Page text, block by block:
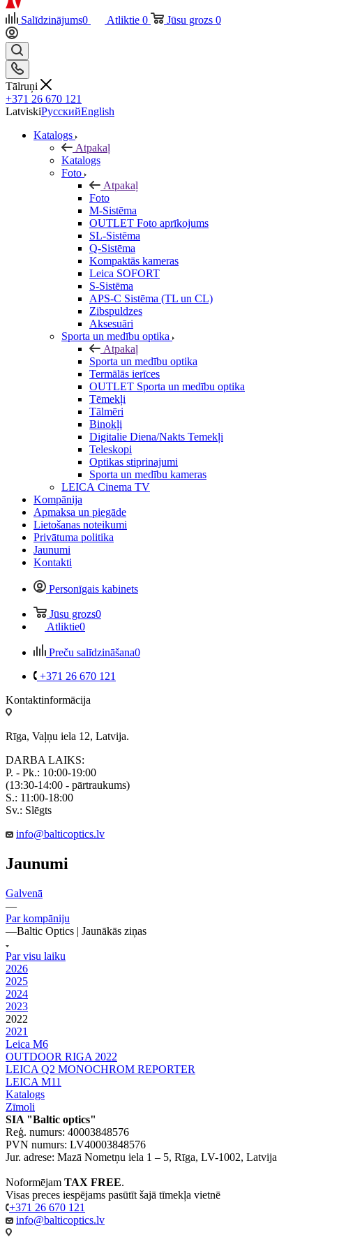
Salīdzinājums0 Atliktie 0 Jūsu grozs 0
Tālruņi
+371 26 670 121
LatviskiРусскийEnglish
Katalogs
Atpakaļ
Katalogs
Foto
Atpakaļ
Foto
M-Sistēma
OUTLET Foto aprīkojums
SL-Sistēma
Q-Sistēma
Kompaktās kameras
Leica SOFORT
S-Sistēma
APS-C Sistēma (TL un CL)
Zibspuldzes
Aksesuāri
Sporta un medību optika
Atpakaļ
Sporta un medību optika
Termālās ierīces
OUTLET Sporta un medību optika
Tēmekļi
Tālmēri
Binokļi
Digitalie Diena/Nakts Temekļi
Teleskopi
Optikas stiprinajumi
Sporta un medību kameras
LEICA Cinema TV
Kompānija
Apmaksa un piegāde
Lietošanas noteikumi
Privātuma politika
Jaunumi
Kontakti
Personīgais kabinets
Jūsu grozs0
Atliktie0
Preču salīdzināšana0
+371 26 670 121
Kontaktinformācija
Rīga, Vaļņu iela 12, Latvija.
DARBA LAIKS:
P. - Pk.: 10:00-19:00
(13:30-14:00 - pārtraukums)
S.: 11:00-18:00
Sv.: Slēgts
info@balticoptics.lv
Jaunumi
Galvenā
—
Par kompāniju
—Baltic Optics | Jaunākās ziņas
Par visu laiku
2026
2025
2024
2023
2022
2021
Leica M6
OUTDOOR RIGA 2022
LEICA Q2 MONOCHROM REPORTER
LEICA M11
Katalogs
Zīmoli
SIA "Baltic optics"
Reģ. numurs: 40003848576
PVN numurs: LV40003848576
Jur. adrese: Mazā Nometņu iela 1 – 5, Rīga, LV-1002, Latvija
Noformējam TAX FREE.
Visas preces iespējams pasūtīt šajā tīmekļa vietnē
+371 26 670 121
info@balticoptics.lv